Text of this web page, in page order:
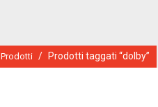
Prodotti / Prodotti taggati “dolby”